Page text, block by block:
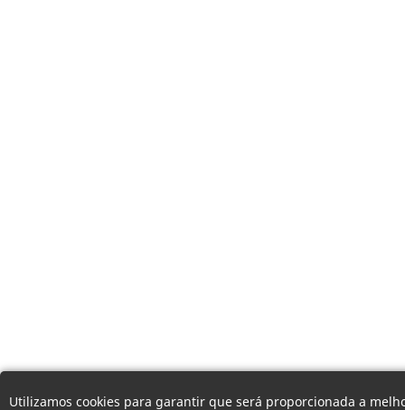
Utilizamos cookies para garantir que será proporcionada a